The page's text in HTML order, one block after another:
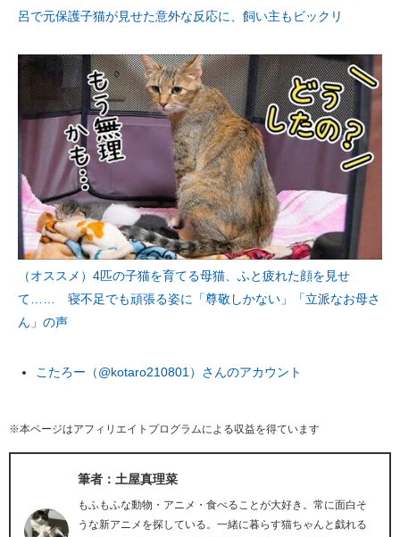
呂で元保護子猫が見せた意外な反応に、飼い主もビックリ
（オススメ）4匹の子猫を育てる母猫、ふと疲れた顔を見せ
て…… 寝不足でも頑張る姿に「尊敬しかない」「立派なお母さ
ん」の声
こたろー（@kotaro210801）さんのアカウント
※本ページはアフィリエイトプログラムによる収益を得ています
筆者：土屋真理菜
もふもふな動物・アニメ・食べることが大好き。常に面白そ
うな新アニメを探している。一緒に暮らす猫ちゃんと戯れる